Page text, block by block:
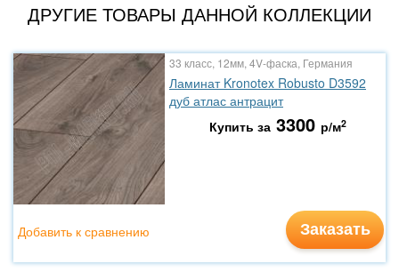
ДРУГИЕ ТОВАРЫ ДАННОЙ КОЛЛЕКЦИИ
33 класс, 12мм, 4V-фаска, Германия
Ламинат Kronotex Robusto D3592
дуб атлас антрацит
Купить за 3300 р/м2
Заказать
Добавить к сравнению